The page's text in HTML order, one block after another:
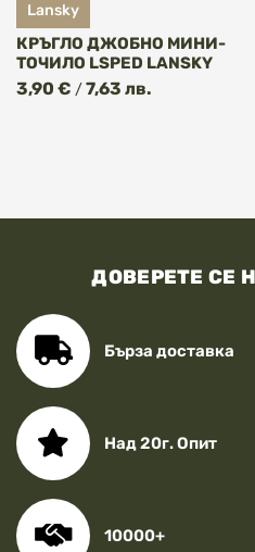
Lansky
КРЪГЛО ДЖОБНО МИНИ-
ТОЧИЛО LSPED LANSKY
3,90 € /7,63 лв.
ДОВЕРЕТЕ СЕ
Бърза доставка
Над 20г. Опит
10000+